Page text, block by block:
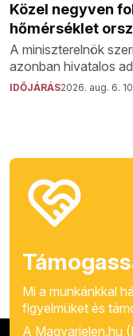
Közel negyven
hőmérséklet
A miniszterelnök
azonban hivatalos
IDŐJÁRÁS2026. aug. 6.
Mi a munkánkkal
figyelmüket és
A Magyarjelen.hu